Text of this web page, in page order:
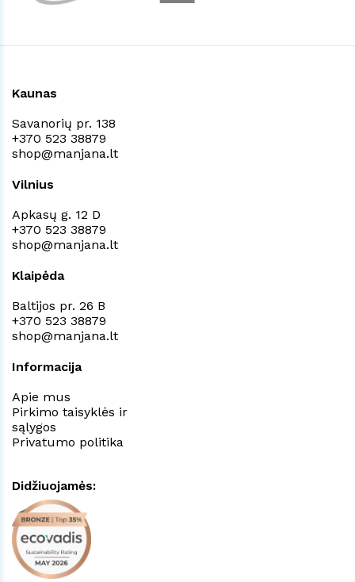
Kaunas
Savanorių pr. 138
+370 523 38879
shop@manjana.lt
Vilnius
Apkasų g. 12 D
+370 523 38879
shop@manjana.lt
Klaipėda
Baltijos pr. 26 B
+370 523 38879
shop@manjana.lt
Informacija
Apie mus
Pirkimo taisyklės ir
sąlygos
Privatumo politika
Didžiuojamės: